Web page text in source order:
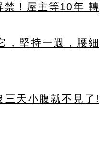
禁！屋主等10年 轉
，堅持一週，腰細
天小腹就不見了!